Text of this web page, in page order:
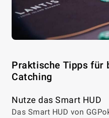
Praktische Tipps für
Catching
Nutze das Smart HUD
Das Smart HUD von